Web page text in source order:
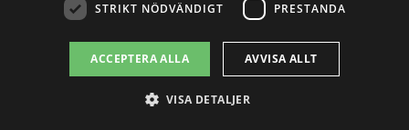
Båstad
STRIKT NÖDVÄNDIGT PRESTANDA
ACCEPTERA ALLA AVVISA ALLT
VISA DETALJER